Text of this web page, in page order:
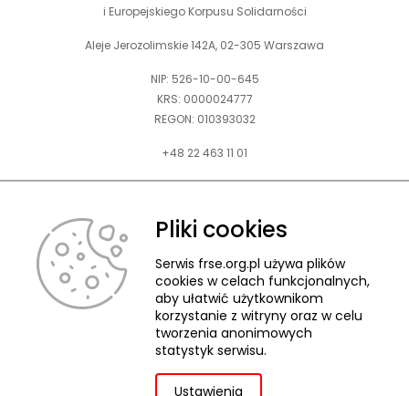
i Europejskiego Korpusu Solidarności
Aleje Jerozolimskie 142A, 02-305 Warszawa
NIP: 526-10-00-645
KRS: 0000024777
REGON: 010393032
+48 22 463 11 01
Zapraszamy do kontaktu telefonicznego w godz. 9-15.
kontakt@frse.org.pl
© 2026 Fundacja Rozwoju Systemu Edukacji
Ochrona danych osobowych
ZGŁASZANIE NARUSZEŃ
Pliki cookies
Serwis frse.org.pl używa plików
cookies w celach funkcjonalnych,
aby ułatwić użytkownikom
korzystanie z witryny oraz w celu
tworzenia anonimowych
statystyk serwisu.
Ustawienia